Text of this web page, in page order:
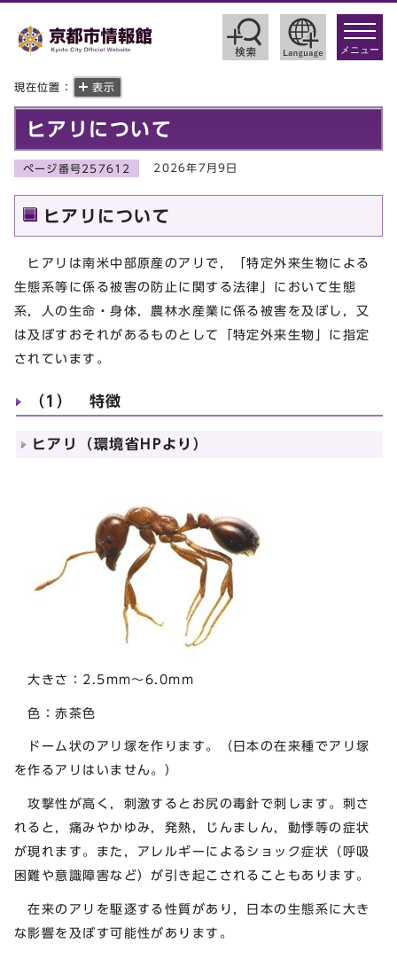
toggle
メニュー
現在位置： 表示
ヒアリについて
ページ番号257612 2026年7月9日
ヒアリについて
ヒアリは南米中部原産のアリで，「特定外来生物による
生態系等に係る被害の防止に関する法律」において生態
系，人の生命・身体，農林水産業に係る被害を及ぼし，又
は及ぼすおそれがあるものとして「特定外来生物」に指定
されています。
（1） 特徴
ヒアリ（環境省HPより）
大きさ：2.5mm～6.0mm
色：赤茶色
ドーム状のアリ塚を作ります。（日本の在来種でアリ塚
を作るアリはいません。）
攻撃性が高く，刺激するとお尻の毒針で刺します。刺さ
れると，痛みやかゆみ，発熱，じんましん，動悸等の症状
が現れます。また，アレルギーによるショック症状（呼吸
困難や意識障害など）が引き起こされることもあります。
在来のアリを駆逐する性質があり，日本の生態系に大き
な影響を及ぼす可能性があります。